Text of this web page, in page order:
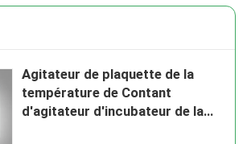
Agitateur de plaquette de la
température de Contant
d'agitateur d'incubateur de la